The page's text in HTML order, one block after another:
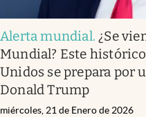
Alerta mundial. ¿Se
Mundial? Este
Unidos se prepara por
Donald Trump
miércoles, 21 de Enero de 2026